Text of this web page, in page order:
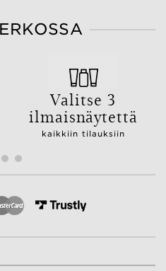
Valitse 3
ilmaisnäytettä
kaikkiin tilauksiin